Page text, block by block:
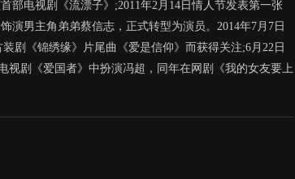
部电视剧《流漂子》;2011年2月14日情人节发表第一张
演男主角弟弟蔡信志，正式转型为演员。2014年7月7日
剧《锦绣缘》片尾曲《爱是信仰》而获得关注;6月22日
剧《爱国者》中扮演冯超，同年在网剧《我的女友要上